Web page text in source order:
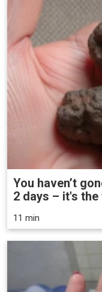
You haven’t
2 days – it's
11 min